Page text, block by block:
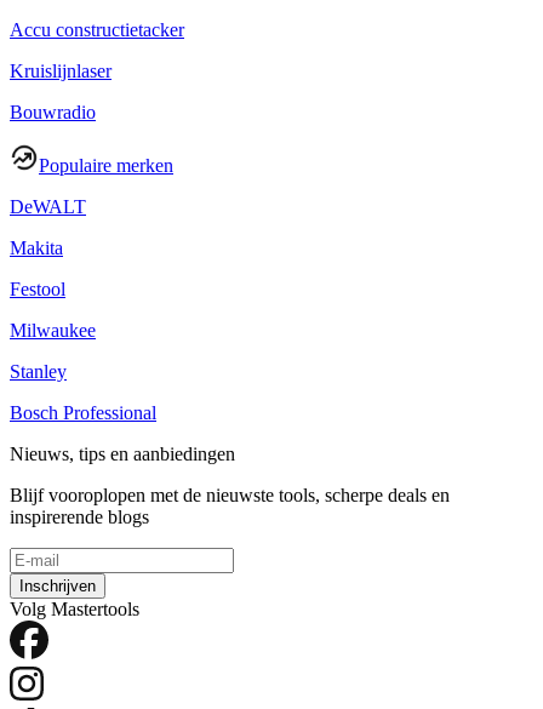
Accu constructietacker
Kruislijnlaser
Bouwradio
Populaire merken
DeWALT
Makita
Festool
Milwaukee
Stanley
Bosch Professional
Nieuws, tips en aanbiedingen
Blijf vooroplopen met de nieuwste tools, scherpe deals en
inspirerende blogs
Inschrijven
Volg Mastertools